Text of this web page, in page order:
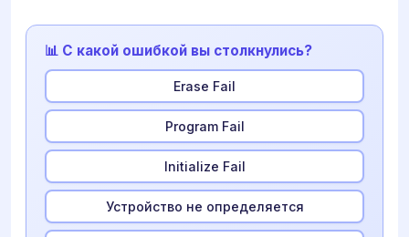
📊 С какой ошибкой вы столкнулись?
Erase Fail
Program Fail
Initialize Fail
Устройство не определяется